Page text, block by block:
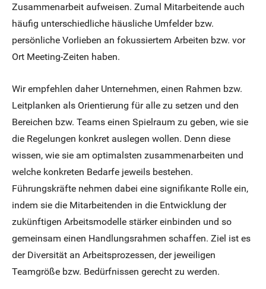
Zusammenarbeit aufweisen. Zumal Mitarbeitende auch
häufig unterschiedliche häusliche Umfelder bzw.
persönliche Vorlieben an fokussiertem Arbeiten bzw. vor
Ort Meeting-Zeiten haben.
Wir empfehlen daher Unternehmen, einen Rahmen bzw.
Leitplanken als Orientierung für alle zu setzen und den
Bereichen bzw. Teams einen Spielraum zu geben, wie sie
die Regelungen konkret auslegen wollen. Denn diese
wissen, wie sie am optimalsten zusammenarbeiten und
welche konkreten Bedarfe jeweils bestehen.
Führungskräfte nehmen dabei eine signifikante Rolle ein,
indem sie die Mitarbeitenden in die Entwicklung der
zukünftigen Arbeitsmodelle stärker einbinden und so
gemeinsam einen Handlungsrahmen schaffen. Ziel ist es
der Diversität an Arbeitsprozessen, der jeweiligen
Teamgröße bzw. Bedürfnissen gerecht zu werden.